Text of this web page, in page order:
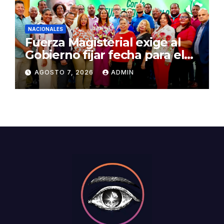
NACIONALES
Fuerza Magisterial exige al
Gobierno fijar fecha para el
pago de la Evaluación del
Desempeño
AGOSTO 7, 2026 ADMIN